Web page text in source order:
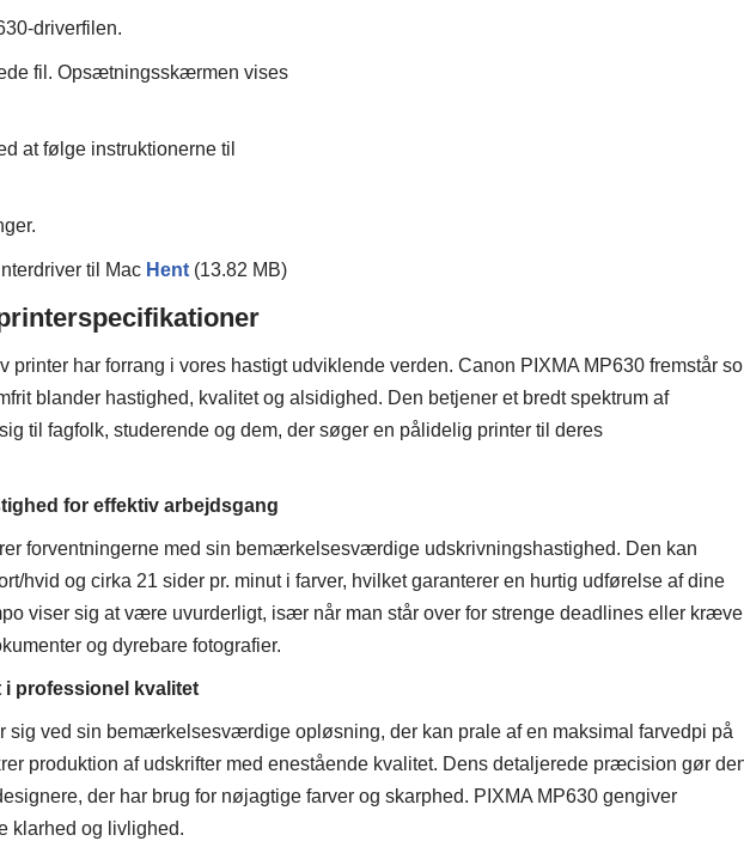
driverfilen.
fil. Opsætningsskærmen vises
at følge instruktionerne til
til Mac Hent (13.82 MB)
printer har forrang i vores hastigt udviklende verden. Canon PIXMA MP630 fremstår
blander hastighed, kvalitet og alsidighed. Den betjener et bredt spektrum af
til fagfolk, studerende og dem, der søger en pålidelig printer til deres
for effektiv arbejdsgang
forventningerne med sin bemærkelsesværdige udskrivningshastighed. Den kan
hvid og cirka 21 sider pr. minut i farver, hvilket garanterer en hurtig udførelse af dine
viser sig at være uvurderligt, især når man står over for strenge deadlines eller
og dyrebare fotografier.
professionel kvalitet
sig ved sin bemærkelsesværdige opløsning, der kan prale af en maksimal farvedpi på
produktion af udskrifter med enestående kvalitet. Dens detaljerede præcision gør
der har brug for nøjagtige farver og skarphed. PIXMA MP630 gengiver
klarhed og livlighed.